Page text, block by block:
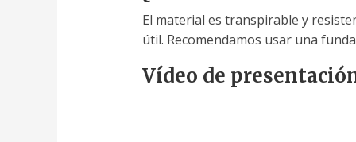
El material es transpirable y
útil. Recomendamos usar una
Vídeo de